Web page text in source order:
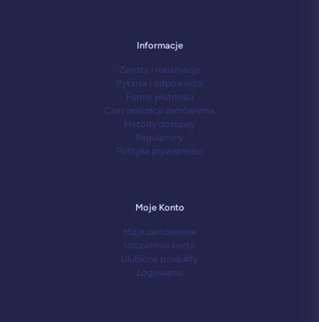
Informacje
Zwroty i reklamacje
Pytania i odpowiedzi
Formy płatności
Czas realizacji zamówienia
Metody dostawy
Regulaminy
Polityka prywatności
Moje Konto
Moje zamówienia
Ustawienia konta
Ulubione produkty
Logowanie